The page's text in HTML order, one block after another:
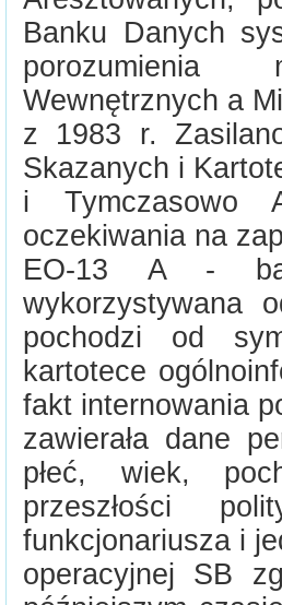
Banku Danych
porozumienia
Wewnętrznych a
z 1983 r.
Skazanych i
i Tymczasowo
oczekiwania na
EO-13 A -
wykorzystywana
pochodzi od
kartotece
fakt internowania
zawierała dane
płeć, wiek,
przeszłości
funkcjonariusza i
operacyjnej SB